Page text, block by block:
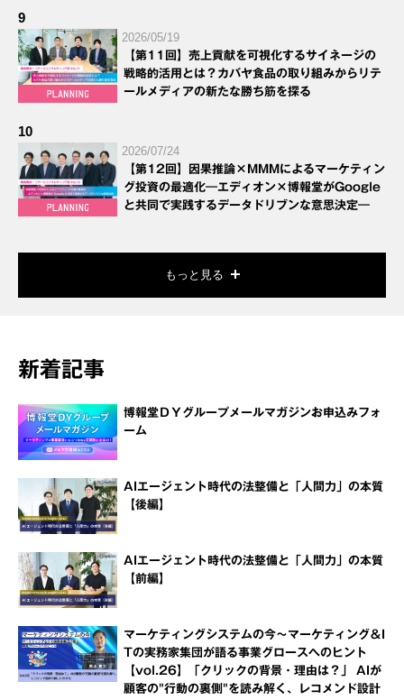
9
2026/05/19
【第11回】売上貢献を可視化するサイネージの
戦略的活用とは？カバヤ食品の取り組みからリテ
ールメディアの新たな勝ち筋を探る
10
2026/07/24
【第12回】因果推論×MMMによるマーケティン
グ投資の最適化―エディオン×博報堂がGoogle
と共同で実践するデータドリブンな意思決定―
もっと見る
新着記事
博報堂ＤＹグループメールマガジンお申込みフォ
ーム
AIエージェント時代の法整備と「人間力」の本質
【後編】
AIエージェント時代の法整備と「人間力」の本質
【前編】
マーケティングシステムの今～マーケティング＆I
Tの実務家集団が語る事業グロースへのヒント
【vol.26】「クリックの背景・理由は？」 AIが
顧客の"行動の裏側"を読み解く、レコメンド設計